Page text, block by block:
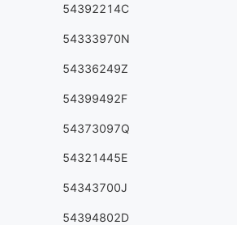
54392214C
54333970N
54336249Z
54399492F
54373097Q
54321445E
54343700J
54394802D